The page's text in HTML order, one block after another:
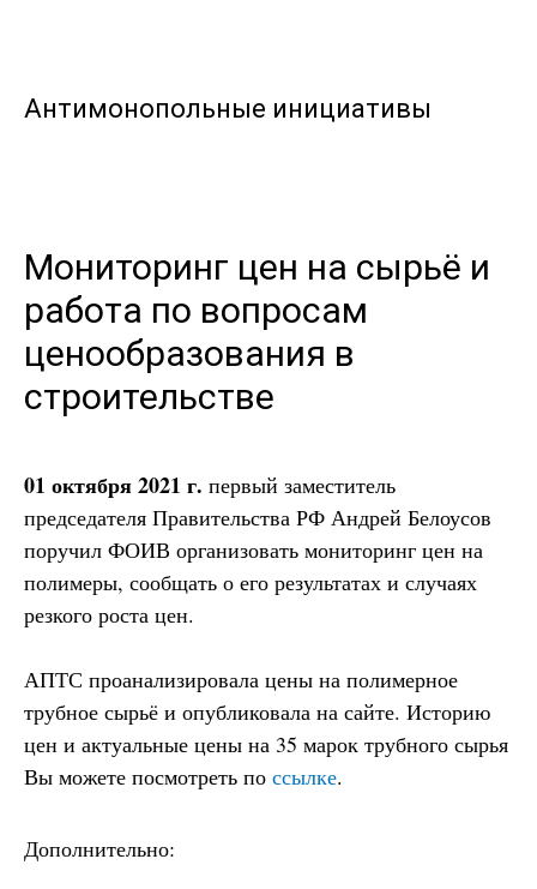
Антимонопольные инициативы
Мониторинг цен на сырьё и
работа по вопросам
ценообразования в
строительстве
01 октября 2021 г. первый заместитель
председателя Правительства РФ Андрей Белоусов
поручил ФОИВ организовать мониторинг цен на
полимеры, сообщать о его результатах и случаях
резкого роста цен.
АПТС проанализировала цены на полимерное
трубное сырьё и опубликовала на сайте. Историю
цен и актуальные цены на 35 марок трубного сырья
Вы можете посмотреть по ссылке.
Дополнительно: